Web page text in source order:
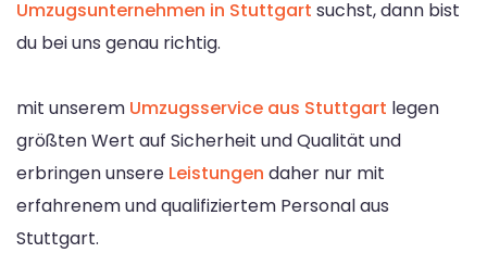
Umzugsunternehmen in Stuttgart suchst, dann bist
du bei uns genau richtig.
mit unserem Umzugsservice aus Stuttgart legen
größten Wert auf Sicherheit und Qualität und
erbringen unsere Leistungen daher nur mit
erfahrenem und qualifiziertem Personal aus
Stuttgart.